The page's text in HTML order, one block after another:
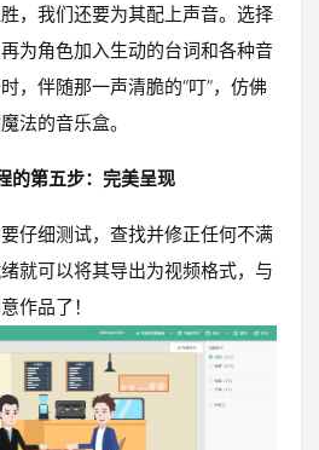
，我们还要为其配上声音。选择
为角色加入生动的台词和各种音
，伴随那一声清脆的“叮”，仿佛
法的音乐盒。
的第五步：完美呈现
仔细测试，查找并修正任何不满
就可以将其导出为视频格式，与
作品了！